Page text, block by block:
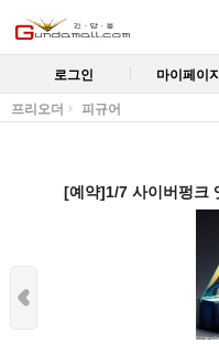
로그인 마이페이
프리오더 피규어
[예약]1/7 사이버펑크